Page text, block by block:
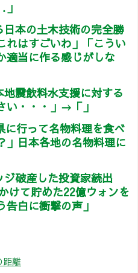
本の土木技術の完全勝
はすごいわ」「こうい
適当に作る感じがしな
震飲料水支援に対する
い・・・」→「」
に行って名物料理を食べ
」日本各地の名物料理に
破産した投資家続出
けて貯めた22億ウォンを
白に衝撃の声」
距離